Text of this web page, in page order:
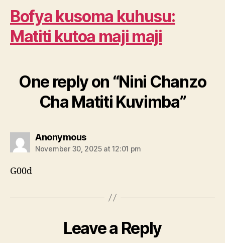
Bofya kusoma kuhusu:
Matiti kutoa maji maji
One reply on “Nini Chanzo
Cha Matiti Kuvimba”
Anonymoussays:
November 30, 2025 at 12:01 pm
G00d
Leave a Reply